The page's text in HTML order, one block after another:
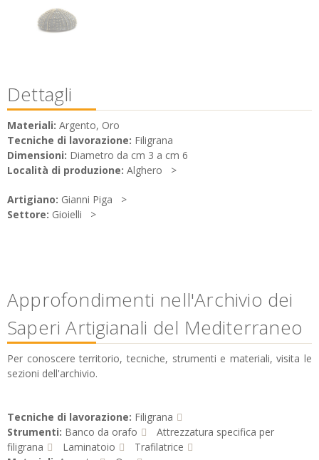
Dettagli
Materiali: Argento, Oro
Tecniche di lavorazione: Filigrana
Dimensioni: Diametro da cm 3 a cm 6
Località di produzione: Alghero
Artigiano: Gianni Piga
Settore: Gioielli
Approfondimenti nell'Archivio dei
Saperi Artigianali del Mediterraneo
Per conoscere territorio, tecniche, strumenti e materiali, visita le
sezioni dell'archivio.
Tecniche di lavorazione: Filigrana
Strumenti: Banco da orafo
Attrezzatura specifica per
filigrana
Laminatoio
Trafilatrice